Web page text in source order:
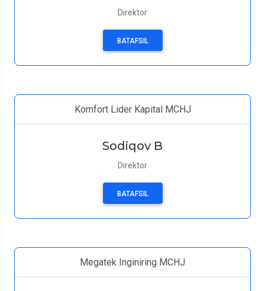
Direktor
BATAFSIL
Komfort Lider Kapital MCHJ
Sodiqov B
Direktor
BATAFSIL
Megatek Inginiring MCHJ